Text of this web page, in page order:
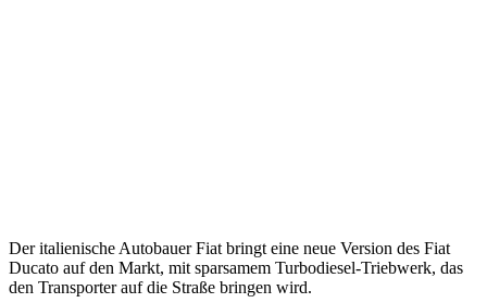
Der italienische Autobauer Fiat bringt eine neue Version des Fiat
Ducato auf den Markt, mit sparsamem Turbodiesel-Triebwerk, das
den Transporter auf die Straße bringen wird.